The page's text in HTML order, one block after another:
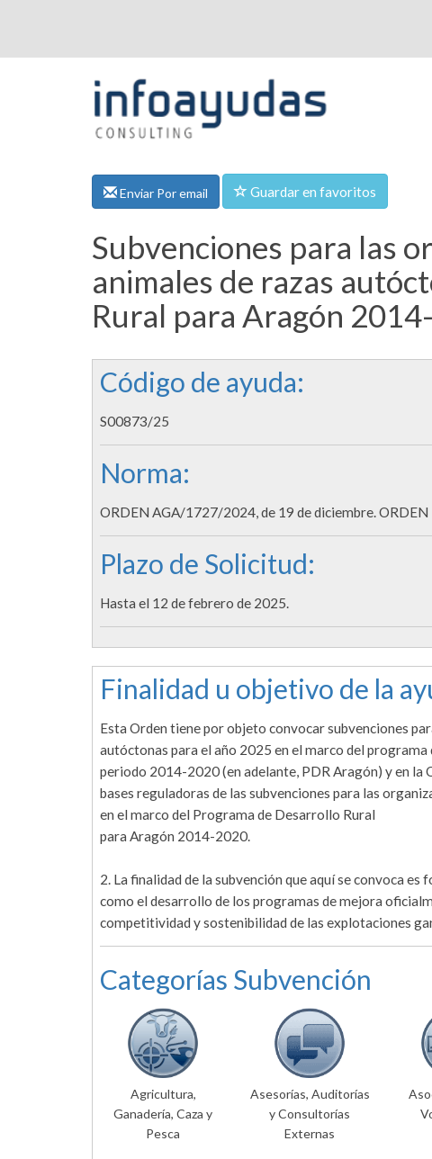
Enviar Por email Guardar en favoritos
Subvenciones para las
animales de razas
Rural para Aragón
Código de ayuda:
S00873/25
Norma:
ORDEN AGA/1727/2024, de 19 de diciembre.
Plazo de Solicitud:
Hasta el 12 de febrero de 2025.
Finalidad u objetivo de la
Esta Orden tiene por objeto convocar subvenciones
autóctonas para el año 2025 en el marco del
periodo 2014-2020 (en adelante, PDR Aragón) y en la
bases reguladoras de las subvenciones para las
en el marco del Programa de Desarrollo Rural
para Aragón 2014-2020.
2. La finalidad de la subvención que aquí se convoca
como el desarrollo de los programas de mejora
competitividad y sostenibilidad de las explotaciones
Categorías Subvención
Agricultura,
Ganadería, Caza y
Pesca
Asesorías, Auditorías
y Consultorías
Externas